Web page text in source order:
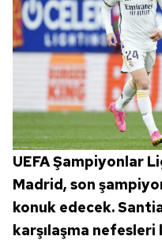
UEFA Şampiyonlar
Madrid, son
konuk edecek.
karşılaşma nefesleri